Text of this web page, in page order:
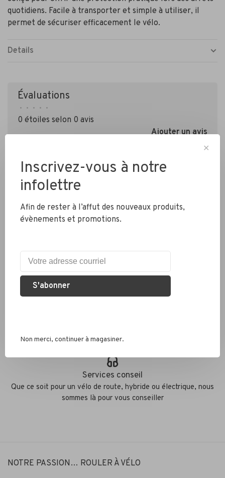
quotidiens. Facile à transporter et simple à utiliser, il
permet de sécuriser efficacement le vélo.
Details
Évaluations
• • • • •
0 étoiles selon 0 avis
Ajouter un avis
Expédition rapide
Nous recyclons les pneus, chambres à air et métaux
Services conseil
Que ce soit pour un vélo de route, hybride ou électrique, nous
sommes là pour vous conseiller
NOTRE PASSION… ROULER À VÉLO
✕
Inscrivez-vous à notre
infolettre
Afin de rester à l’affut des nouveaux produits,
évènements et promotions.
S'abonner
Non merci, continuer à magasiner.